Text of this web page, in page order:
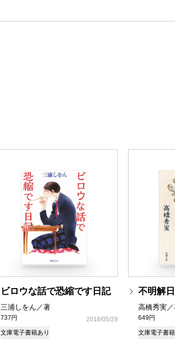
ビロウな話で恐縮です日記
三浦しをん／著
737円
2018/05/29
文庫電子書籍あり
不明解
高橋秀実
649円
文庫電子書